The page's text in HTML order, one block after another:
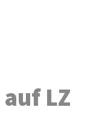
LZ